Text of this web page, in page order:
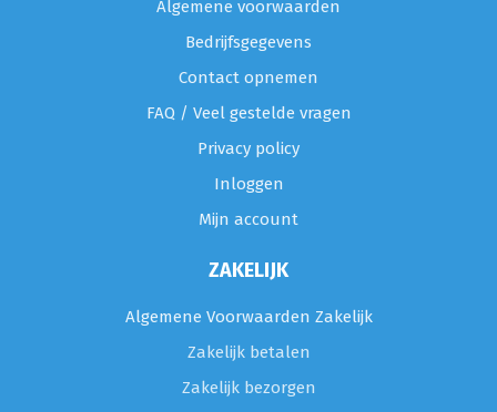
Algemene voorwaarden
Bedrijfsgegevens
Contact opnemen
FAQ / Veel gestelde vragen
Privacy policy
Inloggen
Mijn account
ZAKELIJK
Algemene Voorwaarden Zakelijk
Zakelijk betalen
Zakelijk bezorgen